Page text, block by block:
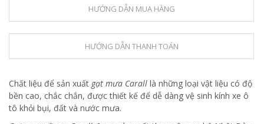
HƯỚNG DẪN MUA HÀNG
HƯỚNG DẪN THANH TOÁN
Chất liệu để sản xuất gạt mưa Carall là những loại vật liệu có độ
bền cao, chắc chắn, được thiết kế để dễ dàng vệ sinh kính xe ô
tô khỏi bụi, đất và nước mưa.